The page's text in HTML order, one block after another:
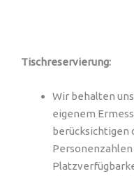
Tischreservierung:
Wir behalten
eigenem
berücksichtigen
Personenzahlen